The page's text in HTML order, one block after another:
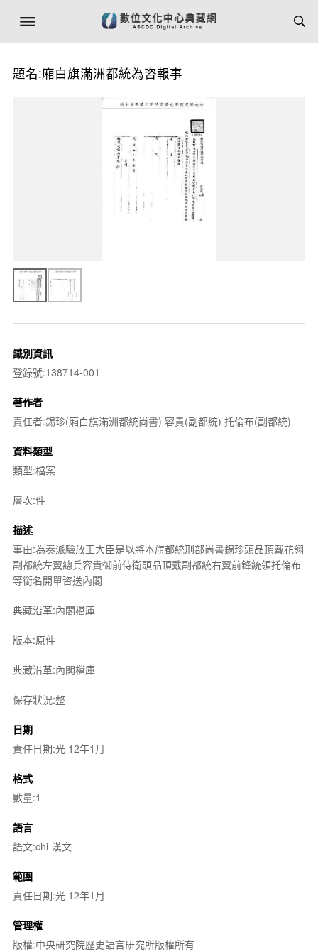
題名:廂白旗滿洲都統為咨報事
識別資訊
登錄號:138714-001
著作者
責任者:錫珍(廂白旗滿洲都統尚書) 容貴(副都統) 托倫布(副都統)
資料類型
類型:檔案
層次:件
描述
事由:為奏派驗放王大臣是以將本旗都統刑部尚書錫珍頭品頂戴花翎
副都統左翼總兵容貴御前侍衛頭品頂戴副都統右翼前鋒統領托倫布
等銜名開單咨送內閣
典藏沿革:內閣檔庫
版本:原件
典藏沿革:內閣檔庫
保存狀況:整
日期
責任日期:光 12年1月
格式
數量:1
語言
語文:chi-漢文
範圍
責任日期:光 12年1月
管理權
版權:中央研究院歷史語言研究所版權所有